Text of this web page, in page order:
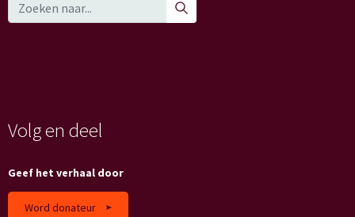
Volg en deel
Geef het verhaal door
Word donateur